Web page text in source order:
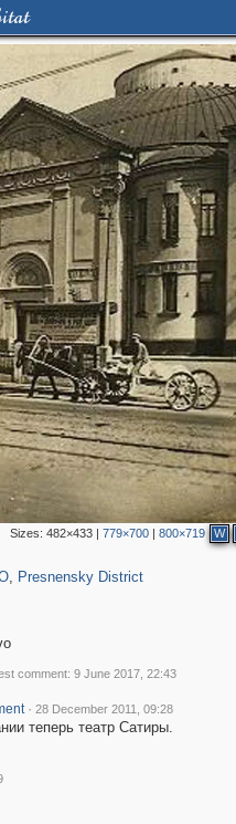
Sizes:482×433 |779×700 |800×719 W
, Presnensky District
comment: 9 June 2017, 22:43
· 28 December 2011, 09:28
теперь театр Сатиры.